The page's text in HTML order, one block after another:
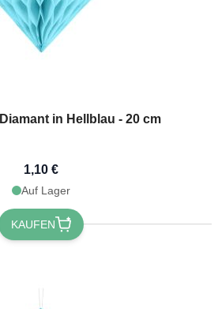
in Hellblau - 20 cm
1,10 €
Auf Lager
KAUFEN